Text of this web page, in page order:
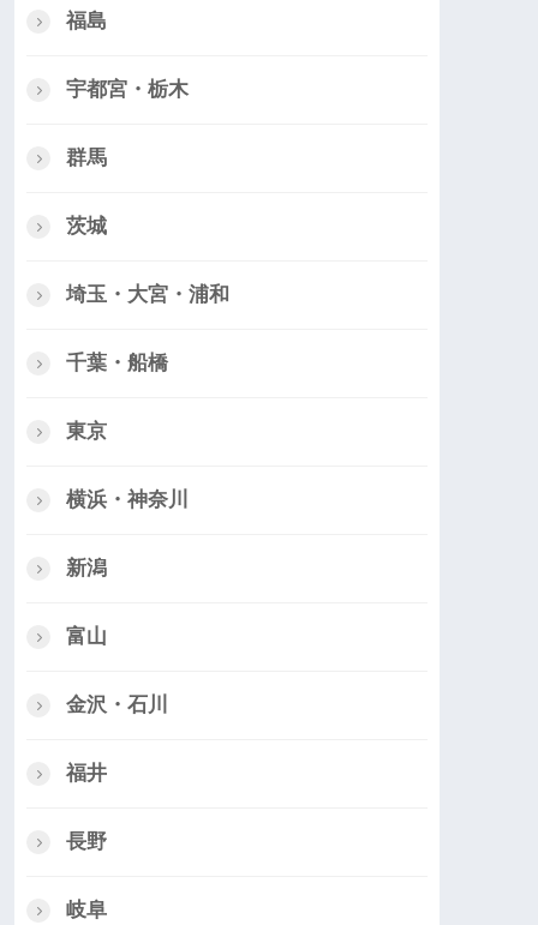
福島
宇都宮・栃木
群馬
茨城
埼玉・大宮・浦和
千葉・船橋
東京
横浜・神奈川
新潟
富山
金沢・石川
福井
長野
岐阜